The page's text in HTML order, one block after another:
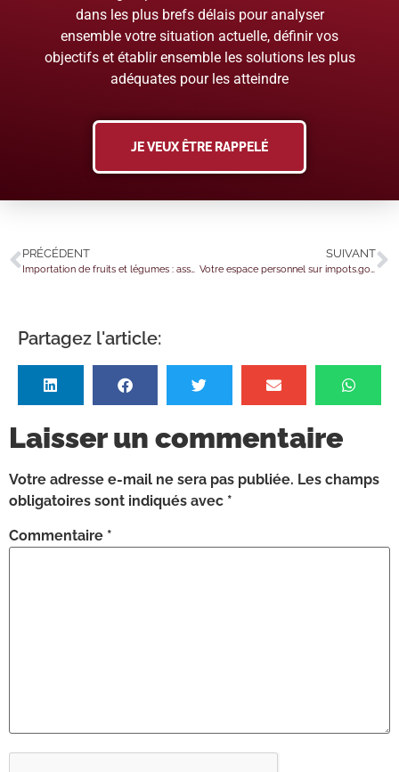
dans les plus brefs délais pour analyser
ensemble votre situation actuelle, définir vos
objectifs et établir ensemble les solutions les plus
adéquates pour les atteindre
JE VEUX ÊTRE RAPPELÉ
PRÉCÉDENT
Importation de fruits et légumes : assurer la cohérence avec l’agriculture européenne
SUIVANT
Votre espace personnel sur impots.gouv change de nom et ses fonctionnalités évoluent
Partagez l'article:
Laisser un commentaire
Votre adresse e-mail ne sera pas publiée. Les champs
obligatoires sont indiqués avec *
Commentaire *